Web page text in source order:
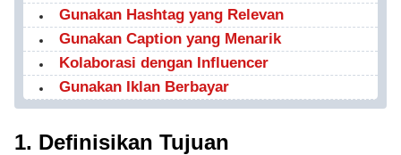
Gunakan Hashtag yang Relevan
Gunakan Caption yang Menarik
Kolaborasi dengan Influencer
Gunakan Iklan Berbayar
1. Definisikan Tujuan